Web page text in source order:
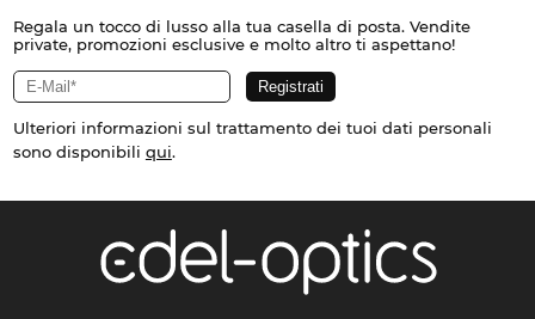
Regala un tocco di lusso alla tua casella di posta. Vendite
private, promozioni esclusive e molto altro ti aspettano!
Ulteriori informazioni sul trattamento dei tuoi dati personali
sono disponibili qui.